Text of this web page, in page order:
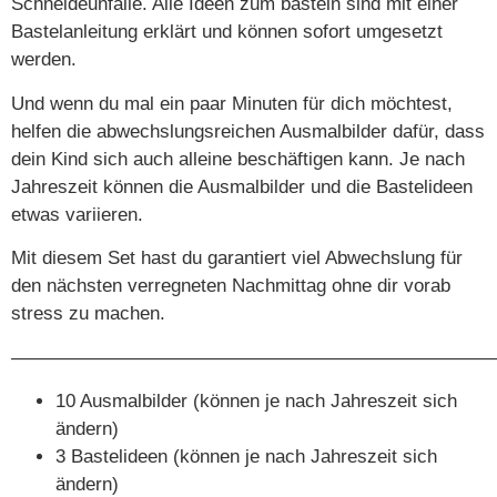
Schneideunfälle. Alle Ideen zum basteln sind mit einer
Bastelanleitung erklärt und können sofort umgesetzt
werden.
Und wenn du mal ein paar Minuten für dich möchtest,
helfen die abwechslungsreichen Ausmalbilder dafür, dass
dein Kind sich auch alleine beschäftigen kann. Je nach
Jahreszeit können die Ausmalbilder und die Bastelideen
etwas variieren.
Mit diesem Set hast du garantiert viel Abwechslung für
den nächsten verregneten Nachmittag ohne dir vorab
stress zu machen.
10 Ausmalbilder (können je nach Jahreszeit sich
ändern)
3 Bastelideen (können je nach Jahreszeit sich
ändern)